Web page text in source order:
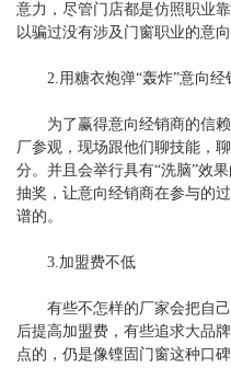
意力，尽管门店都是仿照职业
以骗过没有涉及门窗职业的意向
2.用糖衣炮弹“轰炸”意向经
为了赢得意向经销商的信
厂参观，现场跟他们聊技能，
分。并且会举行具有“洗脑”效
抽奖，让意向经销商在参与的
谱的。
3.加盟费不低
有些不怎样的厂家会把自
后提高加盟费，有些追求大品
点的，仍是像铿固门窗这种口